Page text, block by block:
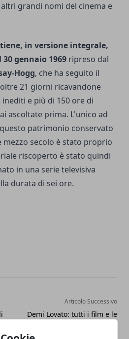
grandi nomi del cinema e
in versione integrale,
gennaio 1969 ripreso dal
Hogg, che ha seguito il
21 giorni ricavandone
e più di 150 ore di
ascoltate prima. L'unico ad
patrimonio conservato
mezzo secolo è stato proprio
riscoperto è stato quindi
in una serie televisiva
durata di sei ore.
Articolo Successivo
Demi Lovato: tutti i film e le